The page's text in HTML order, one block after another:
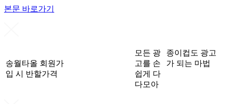
본문 바로가기
송월타올 회원가
입 시 반할가격
모든 광
고를 손
쉽게 다
다모아
종이컵도 광고
가 되는 마법